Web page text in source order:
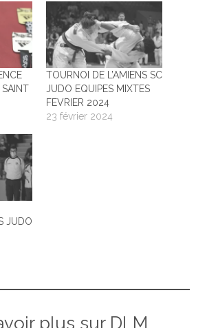
TOURNOI DE L’AMIENS SC
JUDO EQUIPES MIXTES
FEVRIER 2024
23 février 2024
JUDO
plus sur DLM